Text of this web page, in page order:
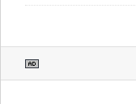
많이 본 뉴스 최신 뉴스